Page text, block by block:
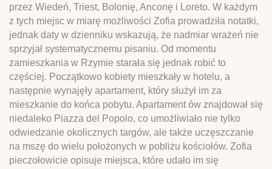
przez Wiedeń, Triest, Bolonię, Anconę i Loreto. W każdym
z tych miejsc w miarę możliwości Zofia prowadziła notatki,
jednak daty w dzienniku wskazują, że nadmiar wrażeń nie
sprzyjał systematycznemu pisaniu. Od momentu
zamieszkania w Rzymie starała się jednak robić to
częściej. Początkowo kobiety mieszkały w hotelu, a
następnie wynajęły apartament, który służył im za
mieszkanie do końca pobytu. Apartament ów znajdował się
niedaleko Piazza del Popolo, co umożliwiało nie tylko
odwiedzanie okolicznych targów, ale także uczęszczanie
na mszę do wielu położonych w pobliżu kościołów. Zofia
pieczołowicie opisuje miejsca, które udało im się